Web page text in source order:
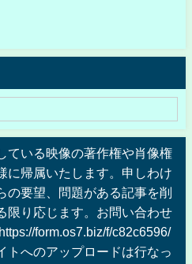
ている映像の著作権や肖像権
に帰属いたします。申しわけ
の要望、問題がある記事を削
限り応じます。お問い合わせ
form.os7.biz/f/c82c6596/
トへのアップロードは行なっ